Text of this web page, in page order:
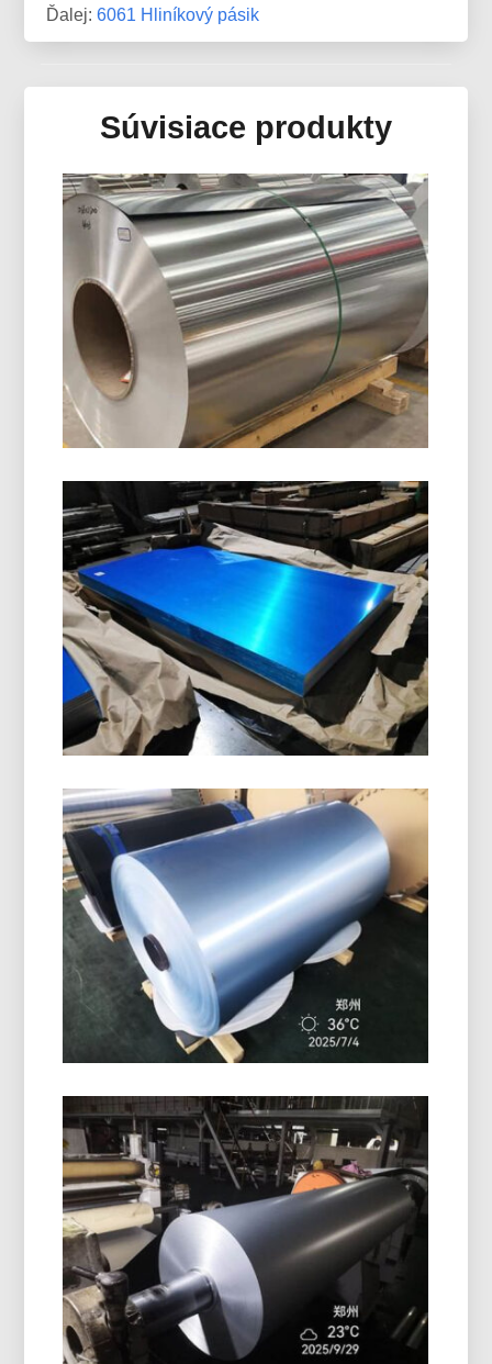
Ďalej:6061 Hliníkový pásik
Súvisiace produkty
8011 H14 Hliníková Uzatváracia
Cievka
8011 H14 Aluminium Closure Coil je špeciálne
navrhnutá na výrobu uzáverov na fľaše, ROPP
čiapky, skrutkovacie uzávery, a nápojové uzávery.
Ponúka vynikajúcu tvarovateľnosť, odolnosť proti
korózii, a špičková kvalita povrchu.
Námorná Trieda 5086 H116
Hliníkový Plech
Zistite, ako námorná trieda 5086 Hliníkový plech
H116 poskytuje vynikajúci výkon v trupoch,
paluby, a offshore zariadenia s overenou
rovnováhou sily, trvanlivosť, a ľahký dizajn.
Rolka Z Hliníkovej Fólie
Potiahnutá PE
Kvalitná rolka z hliníkovej fólie potiahnutá PE
ponúka vynikajúcu povrchovú ochranu, odolnosť
proti vlhkosti, a spoľahlivý výkon pri balení a
izolácii.